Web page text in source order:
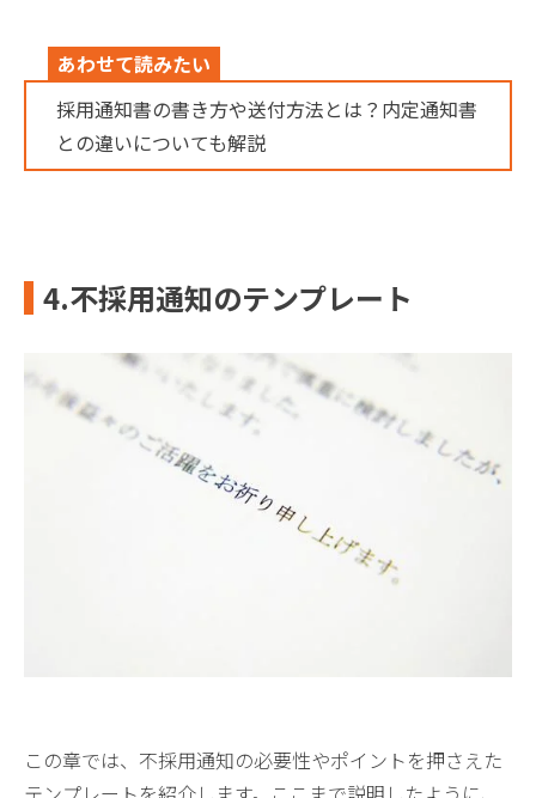
あわせて読みたい
採用通知書の書き方や送付方法とは？内定通知書
との違いについても解説
4.不採用通知のテンプレート
この章では、不採用通知の必要性やポイントを押さえた